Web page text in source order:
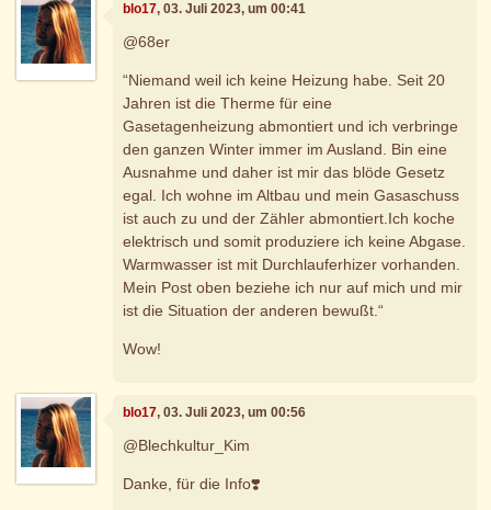
blo17, 03. Juli 2023, um 00:41
@68er
“Niemand weil ich keine Heizung habe. Seit 20
Jahren ist die Therme für eine
Gasetagenheizung abmontiert und ich verbringe
den ganzen Winter immer im Ausland. Bin eine
Ausnahme und daher ist mir das blöde Gesetz
egal. Ich wohne im Altbau und mein Gasaschuss
ist auch zu und der Zähler abmontiert.Ich koche
elektrisch und somit produziere ich keine Abgase.
Warmwasser ist mit Durchlauferhizer vorhanden.
Mein Post oben beziehe ich nur auf mich und mir
ist die Situation der anderen bewußt.“
Wow!
blo17, 03. Juli 2023, um 00:56
@Blechkultur_Kim
Danke, für die Info❣️